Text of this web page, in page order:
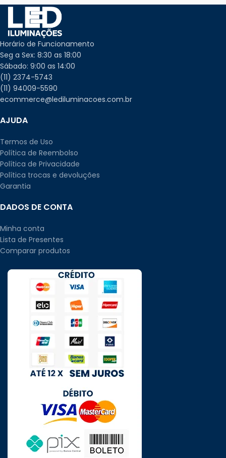
Horário de Funcionamento
Seg a Sex: 8:30 as 18:00
Sábado: 9:00 as 14:00
(11) 2374-5743
(11) 94009-5590
ecommerce@lediluminacoes.com.br
AJUDA
Termos de Uso
Política de Reembolso
Política de Privacidade
Política trocas e devoluções
Garantia
DADOS DE CONTA
Minha conta
Lista de Presentes
Comparar produtos